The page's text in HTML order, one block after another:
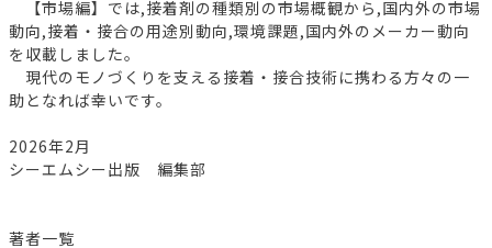
【市場編】では,接着剤の種類別の市場概観から,国内外の市場
動向,接着・接合の用途別動向,環境課題,国内外のメーカー動向
を収載しました。
現代のモノづくりを支える接着・接合技術に携わる方々の一
助となれば幸いです。
2026年2月
シーエムシー出版 編集部
著者一覧